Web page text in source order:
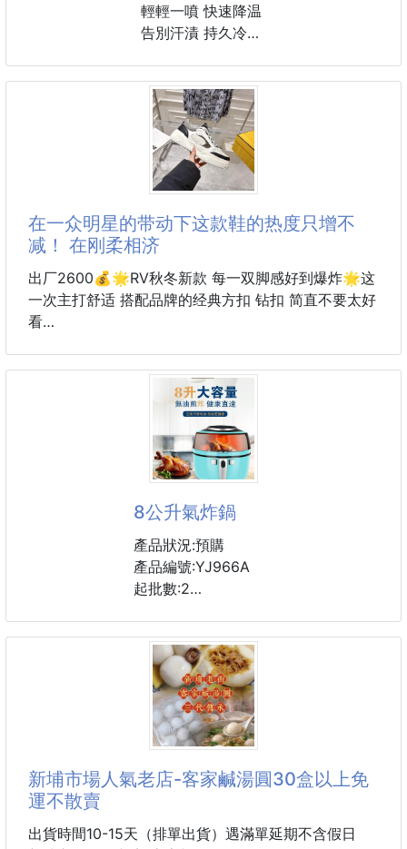
輕輕一噴 快速降温
告別汗漬 持久冷感
讓您走到哪 涼到哪
在一众明星的带动下这款鞋的热度只增不
减！ 在刚柔相济
出厂2600💰🌟RV秋冬新款 每一双脚感好到爆炸🌟这
一次主打舒适 搭配品牌的经典方扣 钻扣 简直不要太好
看
恰到好处 显得腿又长又直！碰到这款靴子就知道什么
叫一见钟情了…各种牛仔裤 短裙 连衣裙等服饰穿搭都
毫无问题！面料 进口开边珠和进口牛皮 内里粉色羊皮
8公升氣炸鍋
產品狀況:預購
產品編號:YJ966A
起批數:2
溫度：攝氏
保固:一年
贈送品:食譜
新埔市場人氣老店-客家鹹湯圓30盒以上免
運不散賣
出貨時間10-15天（排單出貨）遇滿單延期不含假日